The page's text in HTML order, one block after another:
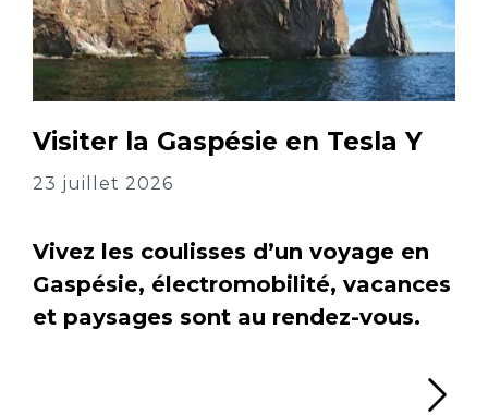
Visiter la Gaspésie en Tesla Y
23 juillet 2026
Vivez les coulisses d’un voyage en
Gaspésie, électromobilité, vacances
et paysages sont au rendez-vous.